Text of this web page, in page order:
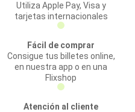
Utiliza Apple Pay, Visa y
tarjetas internacionales
Fácil de comprar
Consigue tus billetes online,
en nuestra app o en una
Flixshop
Atención al cliente